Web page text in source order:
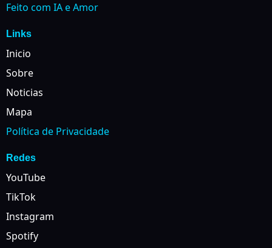
Feito com IA e Amor
Links
Inicio
Sobre
Noticias
Mapa
Política de Privacidade
Redes
YouTube
TikTok
Instagram
Spotify